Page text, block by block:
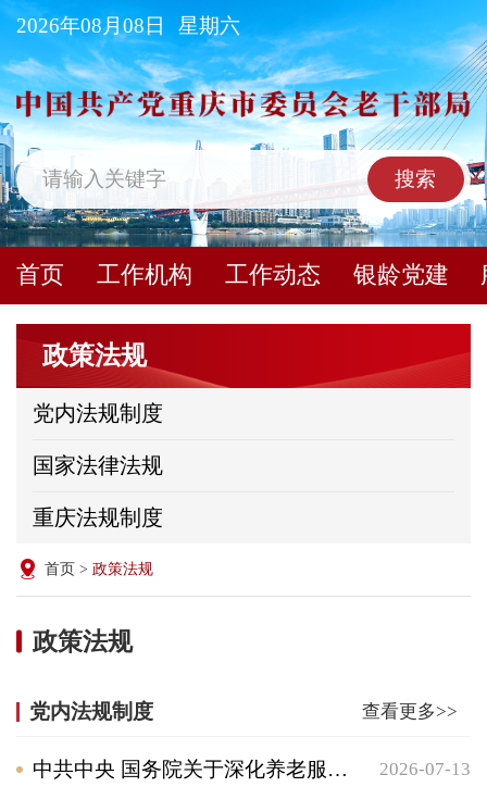
2026年08月08日 星期六
搜索
首页 工作机构 工作动态 银龄党建
政策法规
党内法规制度
国家法律法规
重庆法规制度
首页 > 政策法规
政策法规
党内法规制度 查看更多>>
中共中央 国务院关于深化养老服务改革发展的意见 2026-07-13